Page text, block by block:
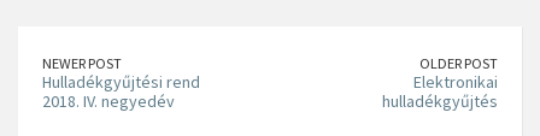
NEWER POST
Hulladékgyűjtési rend
2018. IV. negyedév
OLDER POST
Elektronikai
hulladékgyűjtés